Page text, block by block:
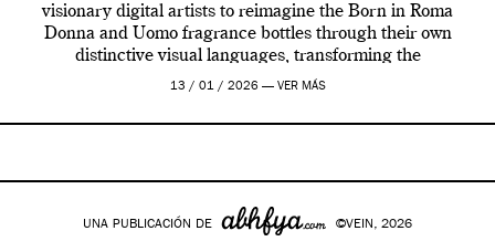
visionary digital artists to reimagine the Born in Roma
Donna and Uomo fragrance bottles through their own
distinctive visual languages, transforming the
emblematic design into a contemporary canvas.
13 / 01 / 2026 — VER MÁS
UNA PUBLICACIÓN DE ©VEIN, 2026